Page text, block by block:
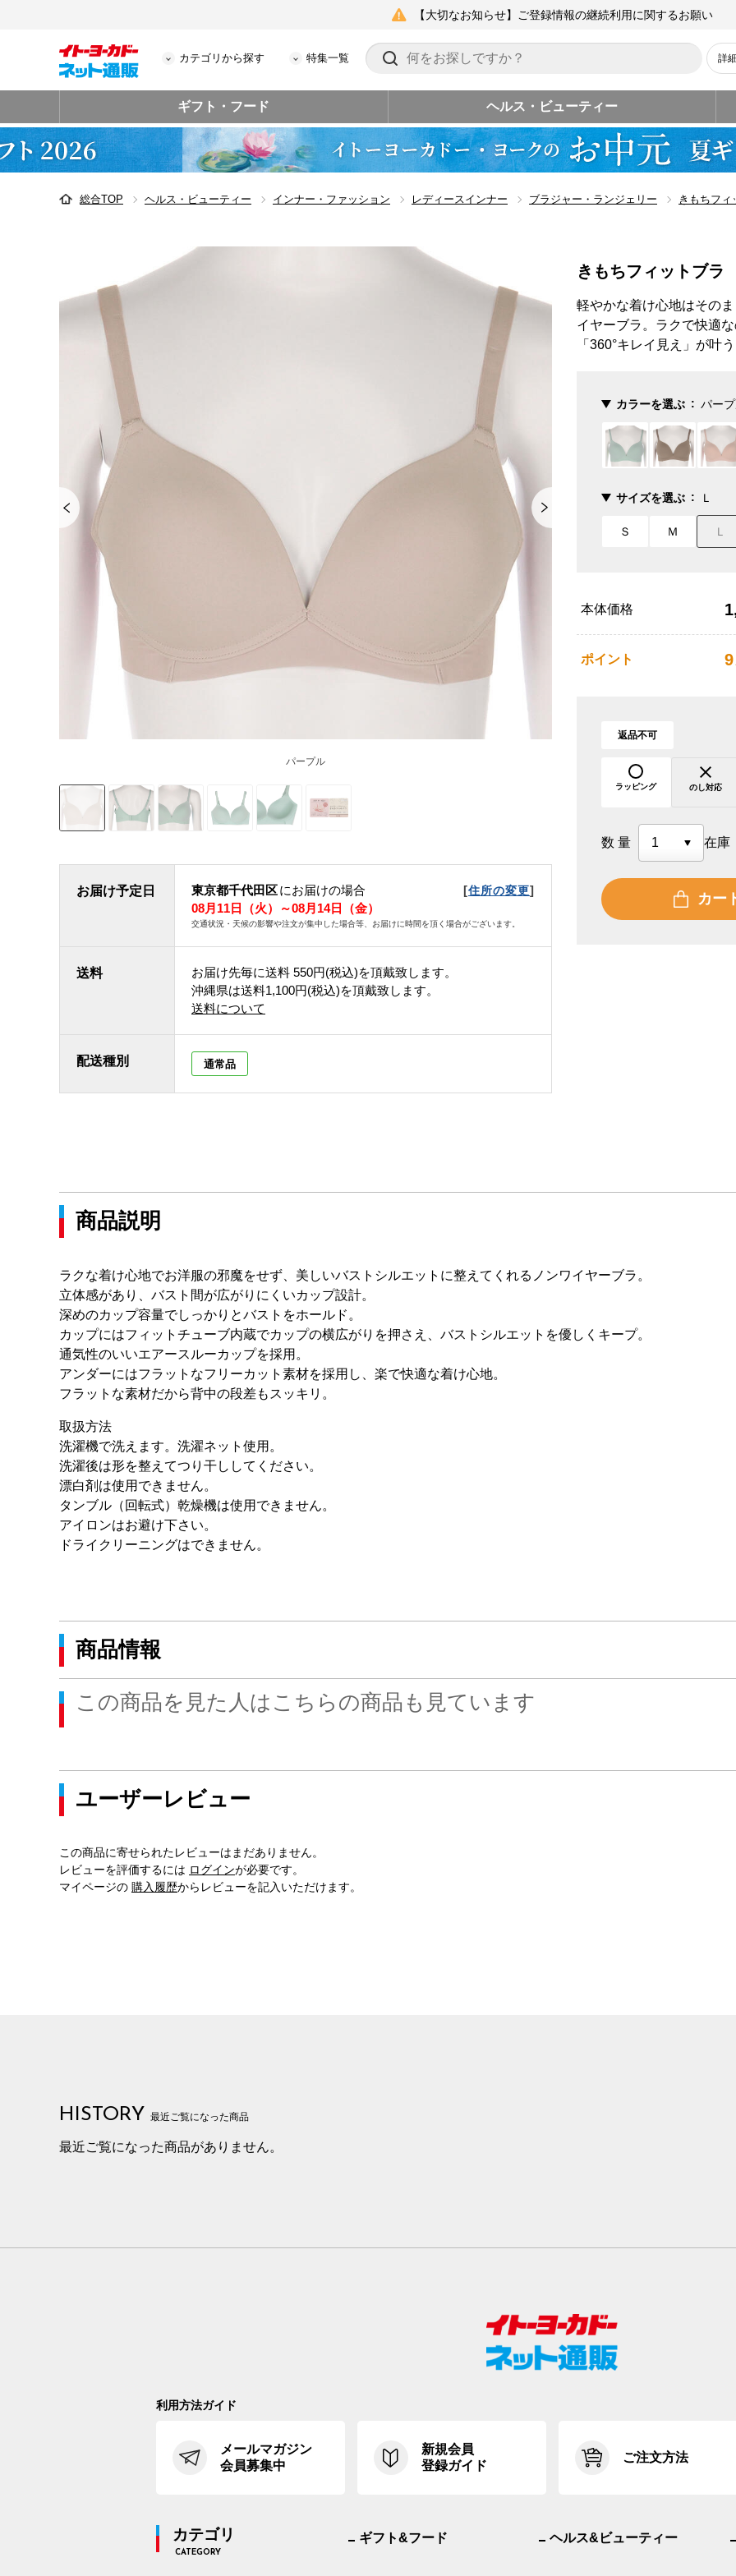
【大切なお知らせ】ご登録情報の継続利用に関するお願い
カテゴリから探す 特集一覧 詳
ギフト・フード ヘルス・ビューティー
総合TOP ヘルス・ビューティー インナー・ファッション レディースインナー ブラジャー・ランジェリー きもちフ
パープル
お届け予定日 東京都千代田区にお届けの場合 [住所の変更]
08月11日（火）～08月14日（金）
交通状況・天候の影響や注文が集中した場合等、お届けに時間を頂く場合がございます。
送料 お届け先毎に送料 550円(税込)を頂戴致します。
沖縄県は送料1,100円(税込)を頂戴致します。
送料について
配送種別 通常品
きもちフィットブ
軽やかな着け心地はその
イヤーブラ。ラクで快適
「360°キレイ見え」が叶
カラーを選ぶ パー
サイズを選ぶ Ｌ
Ｓ Ｍ Ｌ
本体価格
ポイント 9
返品不可
ラッピング のし対応
数量 在庫
カー
商品説明
ラクな着け心地でお洋服の邪魔をせず、美しいバストシルエットに整えてくれるノンワイヤーブラ。
立体感があり、バスト間が広がりにくいカップ設計。
深めのカップ容量でしっかりとバストをホールド。
カップにはフィットチューブ内蔵でカップの横広がりを押さえ、バストシルエットを優しくキープ。
通気性のいいエアースルーカップを採用。
アンダーにはフラットなフリーカット素材を採用し、楽で快適な着け心地。
フラットな素材だから背中の段差もスッキリ。
取扱方法
洗濯機で洗えます。洗濯ネット使用。
洗濯後は形を整えてつり干ししてください。
漂白剤は使用できません。
タンブル（回転式）乾燥機は使用でき
アイロンはお避け下さい。
ドライクリーニングはできません。
商品情報
この商品を見た人はこちらの商品も見ています
ユーザーレビュー
この商品に寄せられたレビューはまだありません。
レビューを評価するには ログインが必要です。
マイページの 購入履歴からレビューを記入いただけます。
HISTORY 最近ご覧になった商品
最近ご覧になった商品がありません。
利用方法ガイド
メールマガジン
会員募集中
新規会員
登録ガイド
ご注文方法
カテゴリ
CATEGORY
ギフト&フード ヘルス&ビューティー